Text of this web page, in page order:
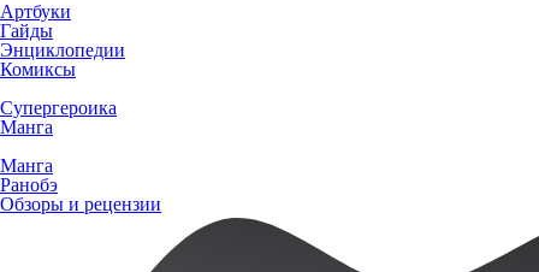
Артбуки
Гайды
Энциклопедии
Комиксы
Супергероика
Манга
Манга
Ранобэ
Обзоры и рецензии